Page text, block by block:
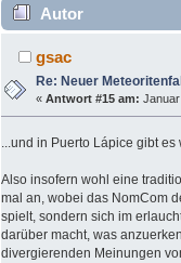
Autor
Spanien? (Gelesen
gsac
Re: Neuer
«Antwort #15 am:
...und in Puerto Lápice gibt
Also insofern wohl eine
mal an, wobei das NomCom
spielt, sondern sich im
darüber macht, was
divergierenden Meinungen